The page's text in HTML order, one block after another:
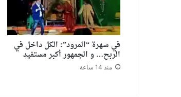
في سهرة “المرود”: الكل داخل في
الربح… و الجمهور أكبر مستفيد
منذ 14 ساعة